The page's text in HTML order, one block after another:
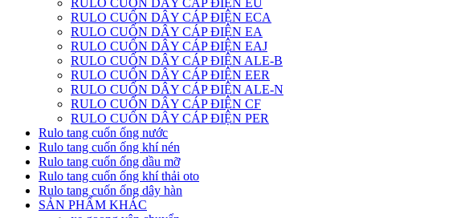
RULO CUỐN DÂY CÁP ĐIỆN EU
RULO CUỐN DÂY CÁP ĐIỆN ECA
RULO CUỐN DÂY CÁP ĐIỆN EA
RULO CUỐN DÂY CÁP ĐIỆN EAJ
RULO CUỐN DÂY CÁP ĐIỆN ALE-B
RULO CUỐN DÂY CÁP ĐIỆN EER
RULO CUỐN DÂY CÁP ĐIỆN ALE-N
RULO CUỐN DÂY CÁP ĐIỆN CF
RULO CUỐN DÂY CÁP ĐIỆN PER
Rulo tang cuốn ống nước
Rulo tang cuốn ống khí nén
Rulo tang cuốn ống dầu mỡ
Rulo tang cuốn ống khí thải oto
Rulo tang cuốn ống dây hàn
SẢN PHẨM KHÁC